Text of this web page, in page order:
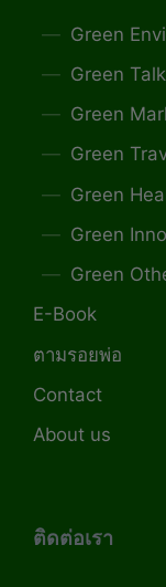
Green
Green Talk
Green
Green
Green
Green
Green
E-Book
ตามรอยพ่อ
Contact
About us
ติดต่อเรา